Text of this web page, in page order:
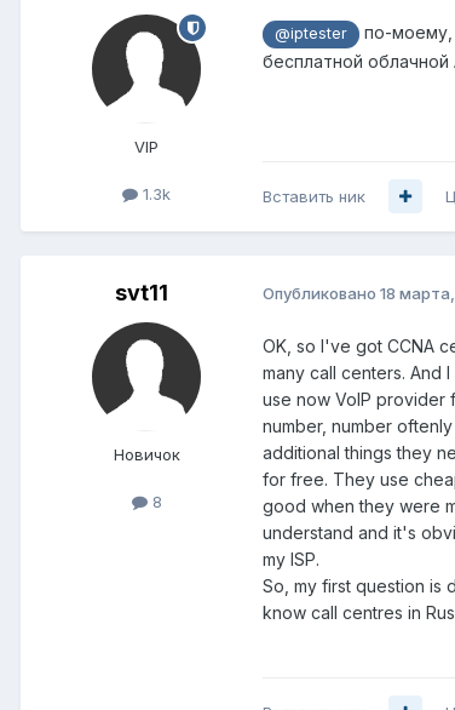
VIP
1.3k
@iptester
по-моему,
бесплатной облачной
Вставить ник
svt11
Новичок
8
Опубликовано 18
OK, so I've got CCNA
many call centers. And
use now VoIP provider
number, number
additional things they
for free. They use
good when they were
understand and it's
my ISP.
So, my first question is
know call centres in